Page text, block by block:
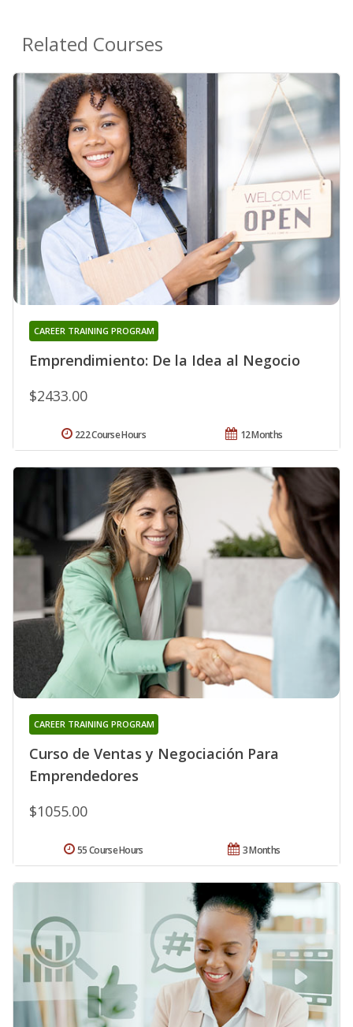
Related Courses
Emprendimiento: De la Idea al Negocio
CAREER TRAINING PROGRAM
$2433.00
12 Months
222 Course Hours
Curso de Ventas y Negociación Para
Emprendedores
CAREER TRAINING PROGRAM
$1055.00
3 Months
55 Course Hours